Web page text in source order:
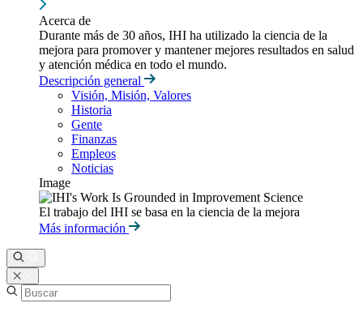
Acerca de
Durante más de 30 años, IHI ha utilizado la ciencia de la
mejora para promover y mantener mejores resultados en salud
y atención médica en todo el mundo.
Descripción general
Visión, Misión, Valores
Historia
Gente
Finanzas
Empleos
Noticias
Image
El trabajo del IHI se basa en la ciencia de la mejora
Más información